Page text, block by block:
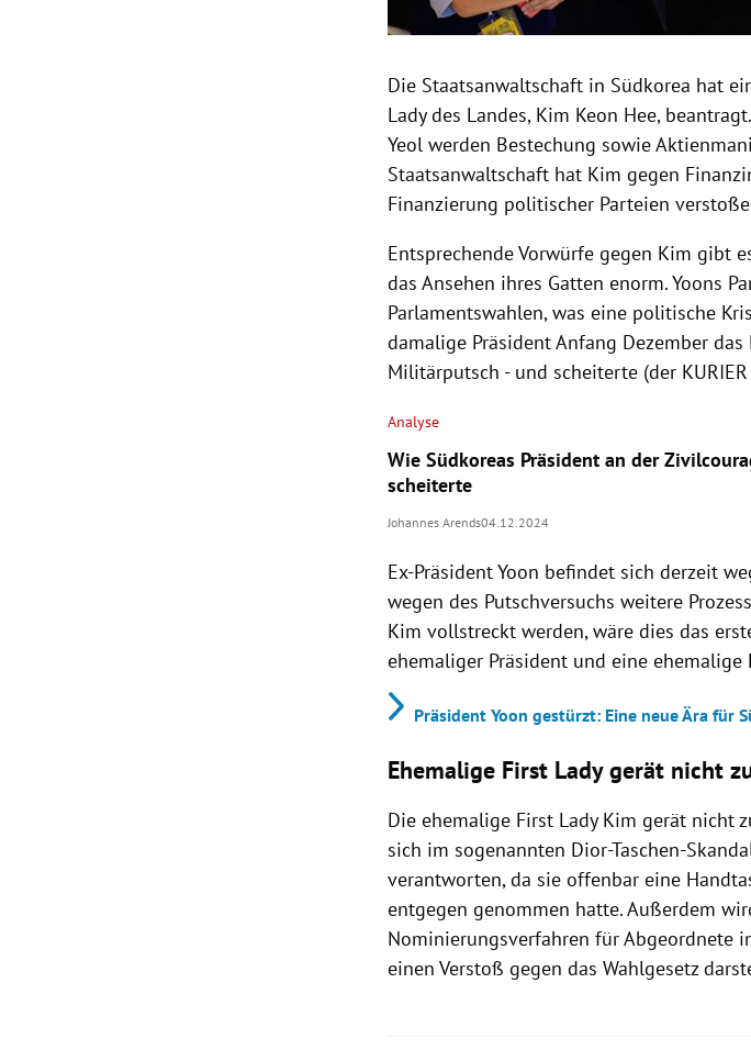
Die Staatsanwaltschaft in Südkorea hat
Lady des Landes, Kim Keon Hee,
Yeol werden Bestechung sowie
Staatsanwaltschaft hat Kim gegen
Finanzierung politischer Parteien
Entsprechende Vorwürfe gegen Kim gibt
das Ansehen ihres Gatten enorm. Yoons
Parlamentswahlen, was eine politische
damalige Präsident Anfang Dezember
Militärputsch - und scheiterte (der
Analyse
Wie Südkoreas Präsident an der
scheiterte
Johannes Arends04.12.2024
Ex-Präsident Yoon befindet sich derzeit
wegen des Putschversuchs weitere
Kim vollstreckt werden, wäre dies das
ehemaliger Präsident und eine
Präsident Yoon gestürzt: Eine neue Ära für
Ehemalige First Lady gerät nicht
Die ehemalige First Lady Kim gerät nicht
sich im sogenannten Dior-Taschen-
verantworten, da sie offenbar eine
entgegen genommen hatte. Außerdem
Nominierungsverfahren für Abgeordnete
einen Verstoß gegen das Wahlgesetz